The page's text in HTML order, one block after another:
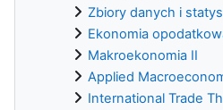
Zbiory danych i
Ekonomia
Makroekonomia II
Applied
International Trade